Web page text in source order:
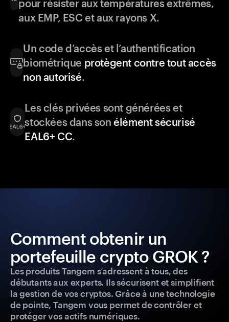
pour résister aux températures extrêmes,
aux EMP, ESC et aux rayons X.
Un code d’accès et l’authentification
biométrique protègent contre tout accès
non autorisé.
Les clés privées sont générées et
stockées dans sonélément sécurisé
EAL6+ CC.
Comment obtenir un
portefeuille crypto GROK ?
Les produits Tangem s’adressent à tous, des
débutants aux experts. Ils sécurisent et simplifient
la gestion de vos cryptos. Grâce à une technologie
de pointe, Tangem vous permet de contrôler et
protéger vos actifs numériques.